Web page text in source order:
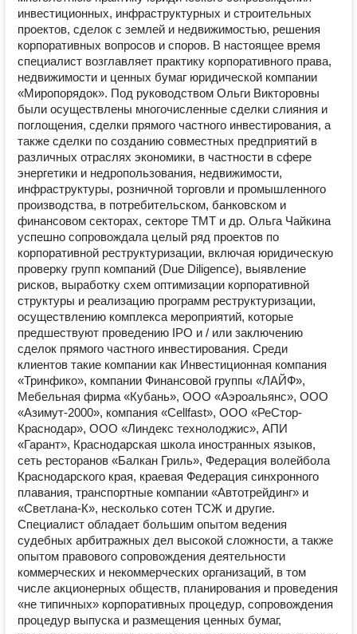
инвестиционных, инфраструктурных и строительных
проектов, сделок с землей и недвижимостью, решения
корпоративных вопросов и споров. В настоящее время
специалист возглавляет практику корпоративного права,
недвижимости и ценных бумаг юридической компании
«Миропорядок». Под руководством Ольги Викторовны
были осуществлены многочисленные сделки слияния и
поглощения, сделки прямого частного инвестирования, а
также сделки по созданию совместных предприятий в
различных отраслях экономики, в частности в сфере
энергетики и недропользования, недвижимости,
инфраструктуры, розничной торговли и промышленного
производства, в потребительском, банковском и
финансовом секторах, секторе TMT и др. Ольга Чайкина
успешно сопровождала целый ряд проектов по
корпоративной реструктуризации, включая юридическую
проверку групп компаний (Due Diligence), выявление
рисков, выработку схем оптимизации корпоративной
структуры и реализацию программ реструктуризации,
осуществлению комплекса мероприятий, которые
предшествуют проведению IPO и / или заключению
сделок прямого частного инвестирования. Среди
клиентов такие компании как Инвестиционная компания
«Тринфико», компании Финансовой группы «ЛАЙФ»,
Мебельная фирма «Кубань», ООО «Аэроальянс», ООО
«Азимут-2000», компания «Cellfast», ООО «РеСтор-
Краснодар», ООО «Линдекс технолоджис», АПИ
«Гарант», Краснодарская школа иностранных языков,
сеть ресторанов «Балкан Гриль», Федерация волейбола
Краснодарского края, краевая Федерация синхронного
плавания, транспортные компании «Автотрейдинг» и
«Светлана-К», несколько сотен ТСЖ и другие.
Специалист обладает большим опытом ведения
судебных арбитражных дел высокой сложности, а также
опытом правового сопровождения деятельности
коммерческих и некоммерческих организаций, в том
числе акционерных обществ, планирования и проведения
«не типичных» корпоративных процедур, сопровождения
процедур выпуска и размещения ценных бумаг,